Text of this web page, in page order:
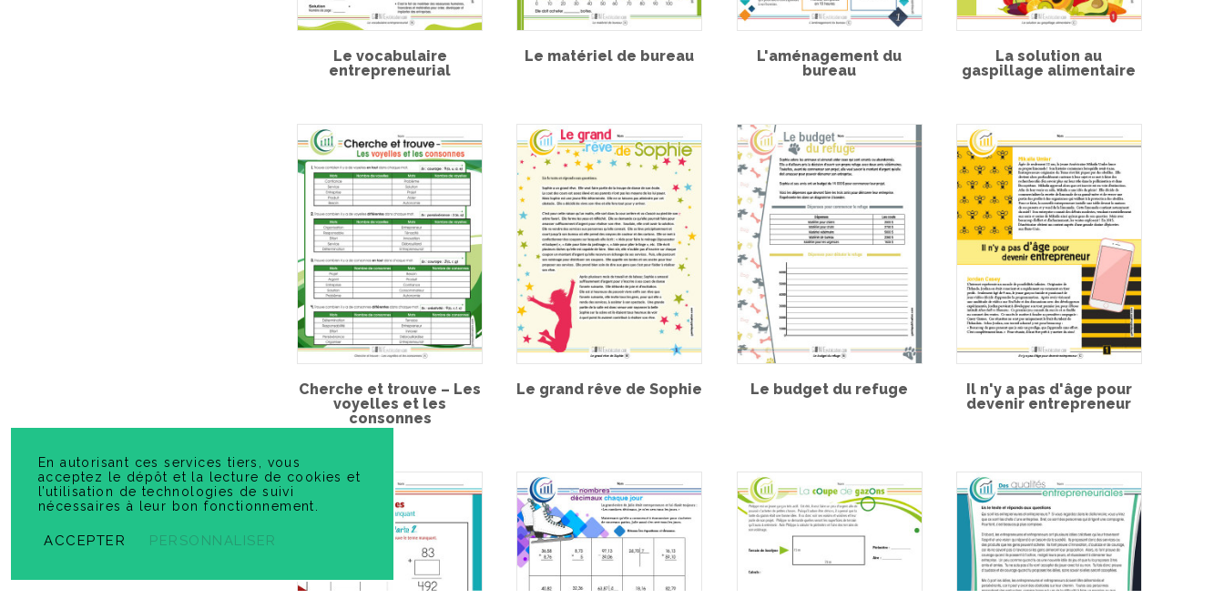
Le vocabulaire
entrepreneurial
Le matériel de bureau
L'aménagement du
bureau
La solution au
gaspillage alimentaire
Cherche et trouve – Les
voyelles et les
consonnes
Le grand rêve de Sophie Le budget du refuge
Il n'y a pas d'âge pour
devenir entrepreneur
En autorisant ces services tiers, vous
acceptez le dépôt et la lecture de cookies et
l’utilisation de technologies de suivi
nécessaires à leur bon fonctionnement.
ACCEPTER PERSONNALISER